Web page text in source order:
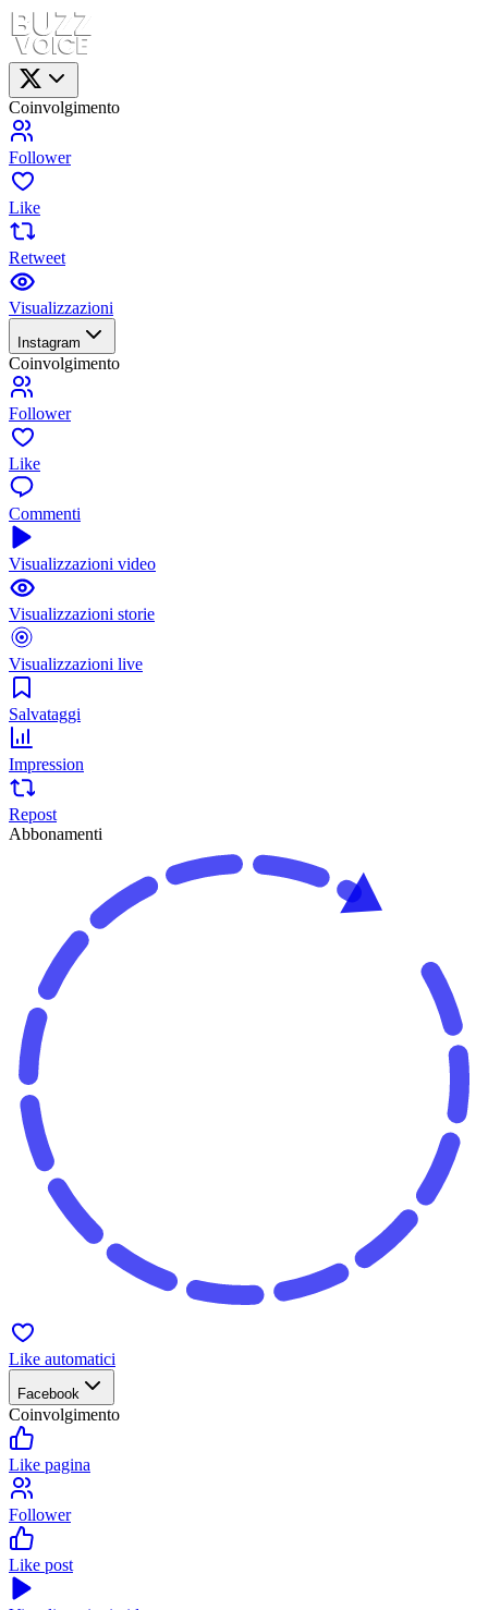
Coinvolgimento
Follower
Like
Retweet
Visualizzazioni
Instagram
Coinvolgimento
Follower
Like
Commenti
Visualizzazioni video
Visualizzazioni storie
Visualizzazioni live
Salvataggi
Impression
Repost
Abbonamenti
Like automatici
Facebook
Coinvolgimento
Like pagina
Follower
Like post